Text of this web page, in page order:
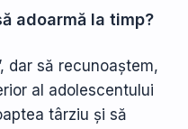
adoarmă la timp?
dar să recunoaștem,
al adolescentului
târziu și să